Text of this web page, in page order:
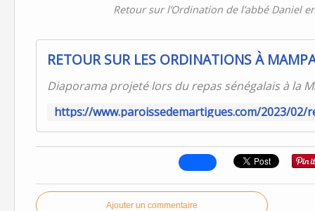
Retour sur l’Ordination de l’abbé Daniel
Diaporama projeté lors du repas sénégalais à la
Ajouter un commentaire